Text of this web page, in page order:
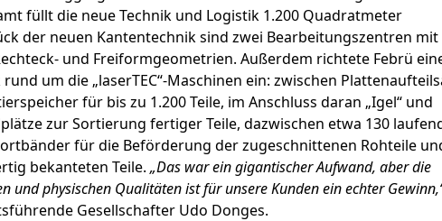
füllt die neue Technik und Logistik 1.200 Quadratmeter
der neuen Kan­tentechnik sind zwei Bearbeitungszentren mit
und Freiformgeometrien. Außerdem richtete Febrü
um die „laserTEC“-Maschinen ein: zwischen
für bis zu 1.200 Teile, im Anschluss daran „Igel“ und
zur Sortierung fertiger Teile, dazwischen etwa 130
für die Beförderung der zu­geschnittenen Rohteile
bekanteten Teile. „Das war ein gigantischer Aufwand, aber die
und physischen Qualitäten ist für unsere Kunden ein echter
Gesellschafter Udo Donges.